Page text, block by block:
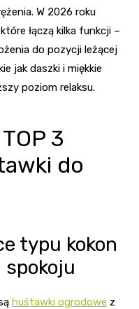
W 2026 roku
łączą kilka funkcji –
do pozycji leżącej
jak daszki i miękkie
poziom relaksu.
3
do
typu kokon
huśtawki ogrodowe z